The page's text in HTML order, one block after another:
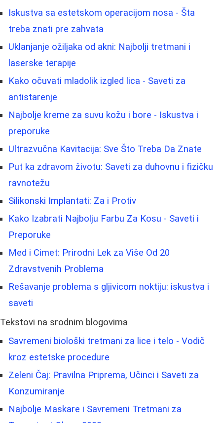
Iskustva sa estetskom operacijom nosa - Šta
treba znati pre zahvata
Uklanjanje ožiljaka od akni: Najbolji tretmani i
laserske terapije
Kako očuvati mladolik izgled lica - Saveti za
antistarenje
Najbolje kreme za suvu kožu i bore - Iskustva i
preporuke
Ultrazvučna Kavitacija: Sve Što Treba Da Znate
Put ka zdravom životu: Saveti za duhovnu i fizičku
ravnotežu
Silikonski Implantati: Za i Protiv
Kako Izabrati Najbolju Farbu Za Kosu - Saveti i
Preporuke
Med i Cimet: Prirodni Lek za Više Od 20
Zdravstvenih Problema
Rešavanje problema s gljivicom noktiju: iskustva i
saveti
Tekstovi na srodnim blogovima
Savremeni biološki tretmani za lice i telo - Vodič
kroz estetske procedure
Zeleni Čaj: Pravilna Priprema, Učinci i Saveti za
Konzumiranje
Najbolje Maskare i Savremeni Tretmani za